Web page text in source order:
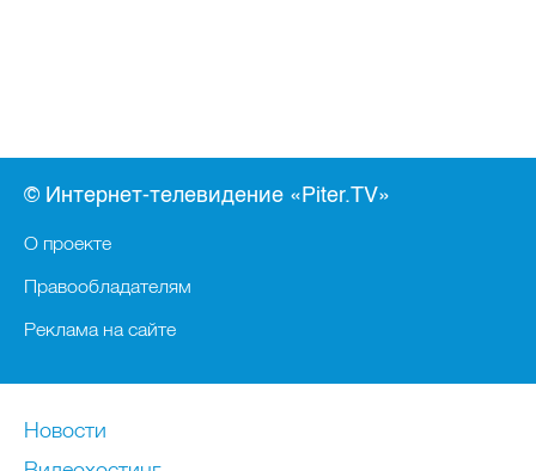
© Интернет-телевидение «Piter.TV»
О проекте
Правообладателям
Реклама на сайте
Новости